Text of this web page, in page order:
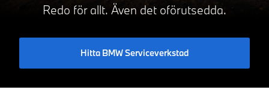
Redo för allt. Även det oförutsedda.
Hitta BMW Serviceverkstad